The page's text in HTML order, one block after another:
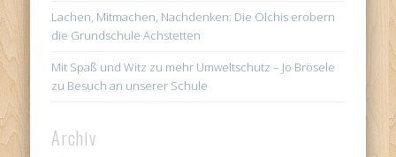
Lachen, Mitmachen, Nachdenken: Die Olchis erobern
die Grundschule Achstetten
Mit Spaß und Witz zu mehr Umweltschutz – Jo Brösele
zu Besuch an unserer Schule
Archiv